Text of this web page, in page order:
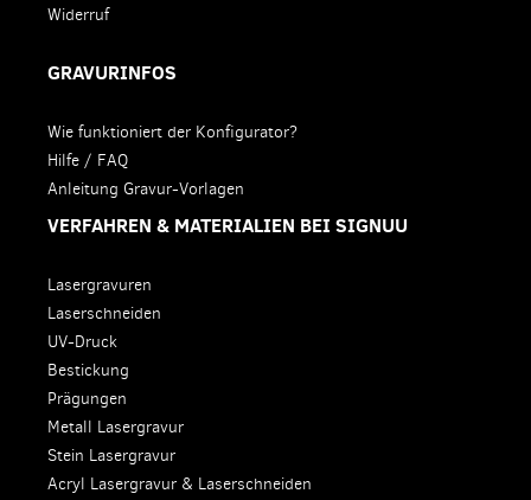
Widerruf
GRAVURINFOS
Wie funktioniert der Konfigurator?
Hilfe / FAQ
Anleitung Gravur-Vorlagen
VERFAHREN & MATERIALIEN BEI SIGNUU
Lasergravuren
Laserschneiden
UV-Druck
Bestickung
Prägungen
Metall Lasergravur
Stein Lasergravur
Acryl Lasergravur & Laserschneiden